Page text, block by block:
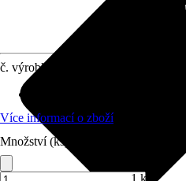
č. výrobku
Více informací o zboží
Množství (ks)
1 ks